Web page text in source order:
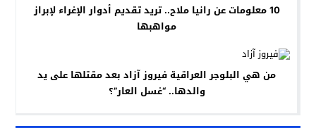
10 معلومات عن رانيا ملاح.. تريد تقديم أدوار الإغراء لإبراز
مواهبها
من هي البلوجر العراقية فيروز آزاد بعد مقتلها على يد
والدها.. “غسل العار”؟